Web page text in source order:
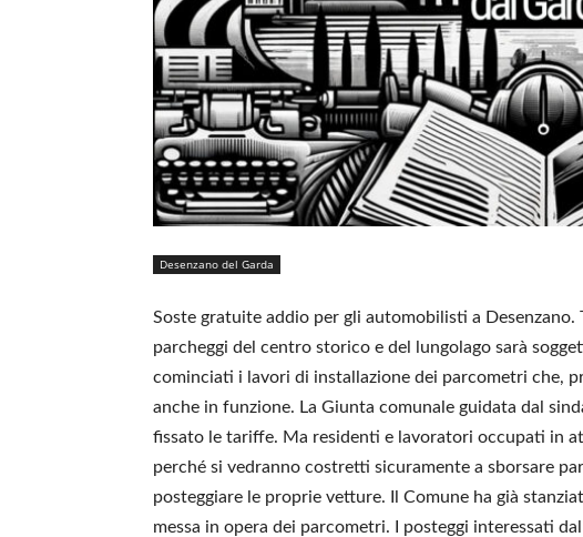
Desenzano del Garda
Soste gratuite addio per gli automobilisti a
parcheggi del centro storico e del lungolago sarà
cominciati i lavori di installazione dei parcometri che,
anche in funzione. La Giunta comunale guidata dal
fissato le tariffe. Ma residenti e lavoratori occupati in
perché si vedranno costretti sicuramente a sborsare
posteggiare le proprie vetture. Il Comune ha già
messa in opera dei parcometri. I posteggi interessati